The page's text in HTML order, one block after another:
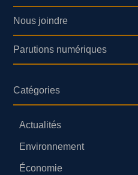
Nous joindre
Parutions numériques
Catégories
Actualités
Environnement
Économie